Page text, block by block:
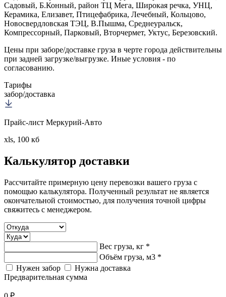
Садовый, Б.Конный, район ТЦ Мега, Широкая речка, УНЦ,
Керамика, Елизавет, Птицефабрика, Лечебный, Кольцово,
Новосвердловская ТЭЦ, В.Пышма, Среднеуральск,
Компрессорный, Парковый, Вторчермет, Уктус, Березовский.
Цены при заборе/доставке груза в черте города действительны
при задней загрузке/выгрузке. Иные условия - по
согласованию.
Тарифы
забор/доставка
Прайс-лист Меркурий-Авто
xls, 100 кб
Калькулятор доставки
Рассчитайте примерную цену перевозки вашего груза с
помощью калькулятора. Полученный результат не является
окончательной стоимостью, для получения точной цифры
свяжитесь с менеджером.
Вес груза, кг *
Объём груза, м3 *
Нужен забор
Нужна доставка
Предварительная сумма